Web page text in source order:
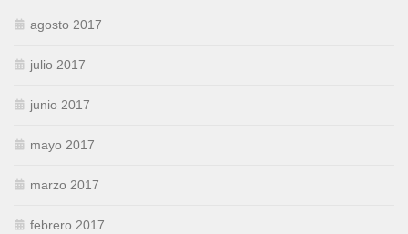
agosto 2017
julio 2017
junio 2017
mayo 2017
marzo 2017
febrero 2017